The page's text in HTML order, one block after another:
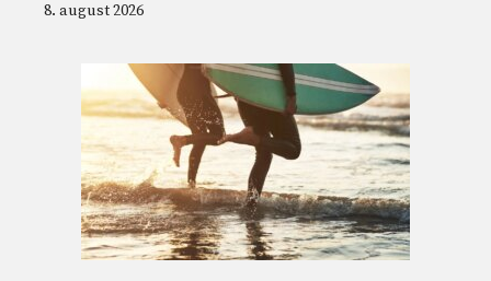
8. august 2026